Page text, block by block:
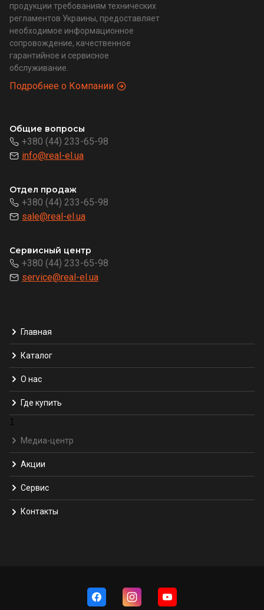
продукции требованиям технических
регламентов Украины, предоставляет
необходимое информационное
сопровождение, качественное
гарантийное и сервисное
обслуживание.
Подробнее о Компании
Общие вопросы
+380 (44) 233-65-98
info@real-el.ua
Отдел продаж
+380 (44) 233-65-98
sale@real-el.ua
Сервисный центр
+380 (44) 233-65-98
service@real-el.ua
Главная
Каталог
О нас
Где купить
1
Медиа-центр
Акции
Сервис
Контакты